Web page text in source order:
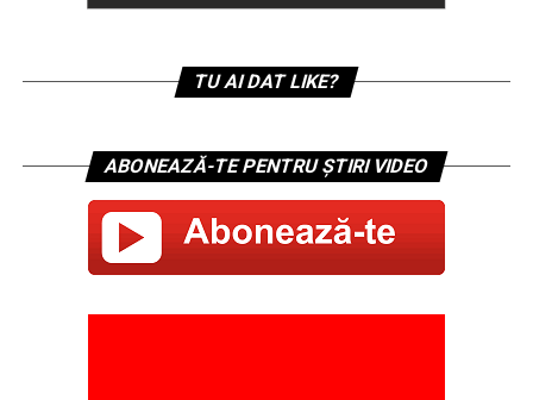
TU AI DAT LIKE?
ABONEAZĂ-TE PENTRU ȘTIRI VIDEO